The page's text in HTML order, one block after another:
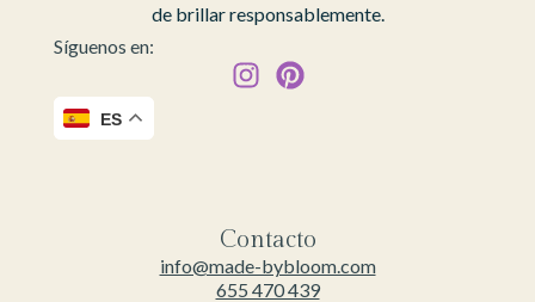
de brillar responsablemente.
Síguenos en:
ES
Contacto
info@made-bybloom.com
655 470 439